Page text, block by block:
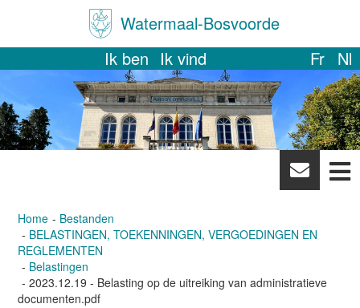
Watermaal-Bosvoorde
Ik ben Ik vind Fr Nl
News
Home
Bestanden
BELASTINGEN, TOEKENNINGEN, VERGOEDINGEN EN
REGLEMENTEN
Belastingen
2023.12.19 - Belasting op de uitreiking van administratieve
documenten.pdf